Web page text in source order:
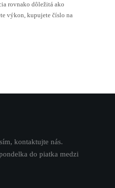
rovnako dôležitá ako
výkon, kupujete číslo na
kontaktujte nás.
do piatka medzi